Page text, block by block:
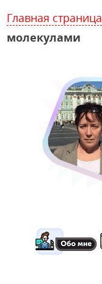
Главная страница
молекулами